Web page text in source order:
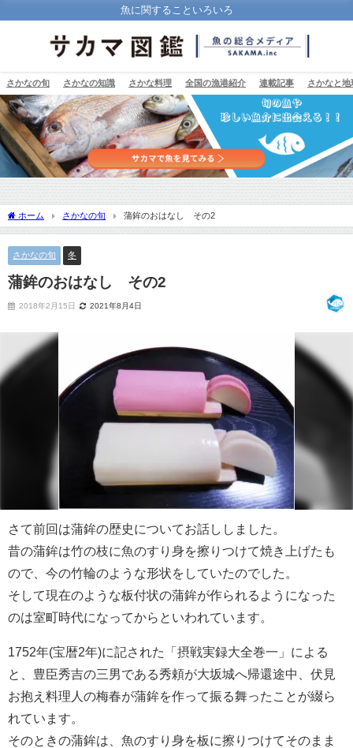
魚に関することいろいろ
さかなの旬 さかなの知識 さかな料理 全国の漁港紹介 連載記事 さかなと地
ホーム さかなの旬 蒲鉾のおはなし その2
さかなの旬 冬
蒲鉾のおはなし その2
2018年2月15日 2021年8月4日
さて前回は蒲鉾の歴史についてお話ししました。
昔の蒲鉾は竹の枝に魚のすり身を擦りつけて焼き上げたも
ので、今の竹輪のような形状をしていたのでした。
そして現在のような板付状の蒲鉾が作られるようになった
のは室町時代になってからといわれています。
1752年(宝暦2年)に記された「摂戦実録大全巻一」による
と、豊臣秀吉の三男である秀頼が大坂城へ帰還途中、伏見
お抱え料理人の梅春が蒲鉾を作って振る舞ったことが綴ら
れています。
そのときの蒲鉾は、魚のすり身を板に擦りつけてそのまま